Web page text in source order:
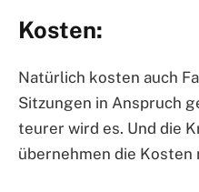
Kosten:
Natürlich kosten auch
Sitzungen in Anspruch
teurer wird es. Und die
übernehmen die Kosten